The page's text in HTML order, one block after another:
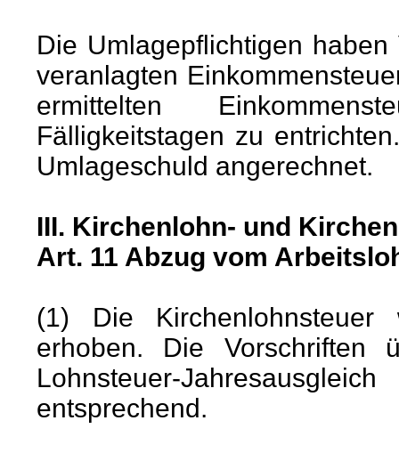
Die Umlagepflichtigen
veranlagten
ermittelten
Fälligkeitstagen zu
Umlageschuld angerechnet.
III. Kirchenlohn- und
Art. 11 Abzug vom
(1) Die
erhoben. Die Vorschriften
Lohnsteuer-
entsprechend.